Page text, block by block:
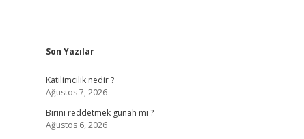
Sidebar
Son Yazılar
Katilimcilik nedir ?
Ağustos 7, 2026
Birini reddetmek günah mı ?
Ağustos 6, 2026
ilbet giriş